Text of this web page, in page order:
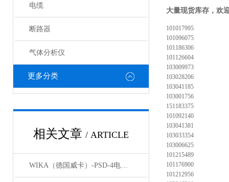
电缆
断路器
气体分析仪
更多分类
相关文章 / ARTICLE
WIKA（德国威卡）-PSD-4电子压力开关
大量现货库存，欢
101017995
101096075
101186306
101126604
103009973
103028206
103041185
103001756
151183375
101092140
103041381
103033354
103006625
101215489
101176900
101212956